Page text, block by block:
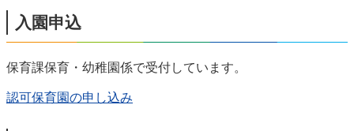
入園申込
保育課保育・幼稚園係で受付しています。
認可保育園の申し込み